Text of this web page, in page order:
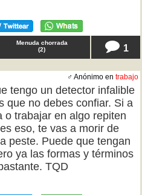
Menuda chorrada
(2) 1
♂ Anónimo en trabajo
tengo un detector infalible
que no debes confiar. Si a
o trabajar en algo repiten
eso, te vas a morir de
peste. Puede que tengan
ya las formas y términos
TQD